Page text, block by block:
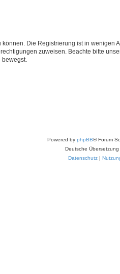
Die Registrierung ist in
zuweisen. Beachte bitte
bewegst.
Powered by phpBB® Forum
Deutsche Übersetzung
Datenschutz|